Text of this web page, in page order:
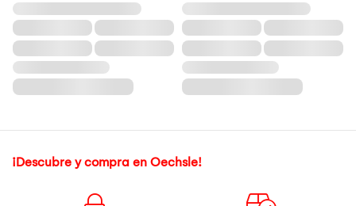
¡Descubre y compra en Oechsle!